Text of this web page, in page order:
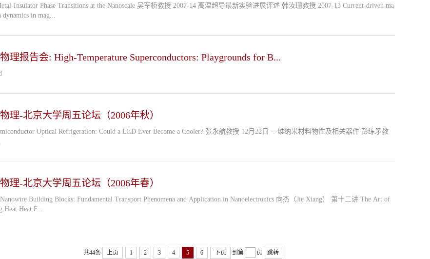
dynamics in mag...
理报告会: High-Temperature Superconductors: Playgrounds for B...
理-北京大学周五论坛（2006年秋）
理-北京大学周五论坛（2006年春）
Heat Heat F...
共44条 上页 1 2 3 4 5 6 下页 到第 页 跳转